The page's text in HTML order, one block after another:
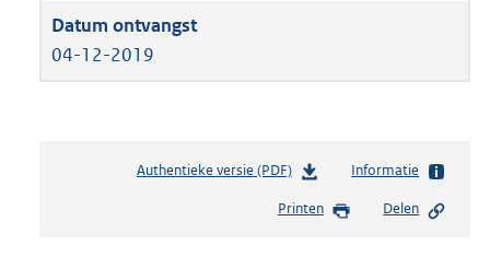
04-12-2019
Authentieke versie (PDF)b
s
Informatie
Printen Delen